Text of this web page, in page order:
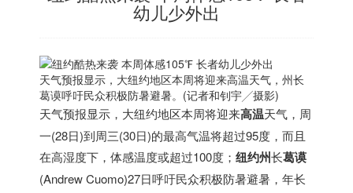
幼儿少外出
天气预报显示，大纽约地区本周将迎来高温天气，州长
葛谟呼吁民众积极防暑避暑。(记者和钊宇╱摄影)
天气预报显示，大纽约地区本周将迎来高温天气，周
一(28日)到周三(30日)的最高气温将超过95度，而且
在高湿度下，体感温度或超过100度； 纽约州长葛谟
(Andrew Cuomo)27日呼吁民众积极防暑避暑，年长